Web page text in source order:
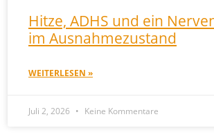
Hitze, ADHS und ein
im Ausnahmezustand
WEITERLESEN »
Juli 2, 2026 Keine Kommentare